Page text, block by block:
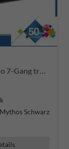
Schwarz